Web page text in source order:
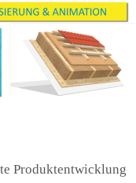
Produktentwicklung